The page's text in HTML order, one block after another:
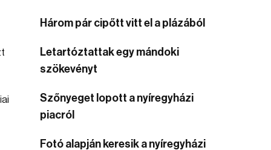
Három pár cipőtt vitt el a plázából
Letartóztattak egy mándoki
szökevényt
Szőnyeget lopott a nyíregyházi
piacról
Fotó alapján keresik a nyíregyházi